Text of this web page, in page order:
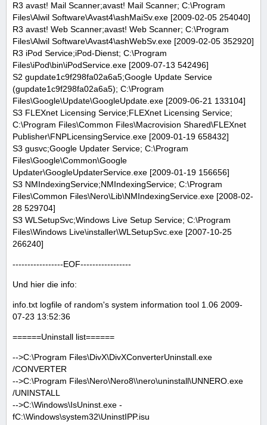
R3 avast! Mail Scanner;avast! Mail Scanner; C:\Program
Files\Alwil Software\Avast4\ashMaiSv.exe [2009-02-05 254040]
R3 avast! Web Scanner;avast! Web Scanner; C:\Program
Files\Alwil Software\Avast4\ashWebSv.exe [2009-02-05 352920]
R3 iPod Service;iPod-Dienst; C:\Program
Files\iPod\bin\iPodService.exe [2009-07-13 542496]
S2 gupdate1c9f298fa02a6a5;Google Update Service
(gupdate1c9f298fa02a6a5); C:\Program
Files\Google\Update\GoogleUpdate.exe [2009-06-21 133104]
S3 FLEXnet Licensing Service;FLEXnet Licensing Service;
C:\Program Files\Common Files\Macrovision Shared\FLEXnet
Publisher\FNPLicensingService.exe [2009-01-19 658432]
S3 gusvc;Google Updater Service; C:\Program
Files\Google\Common\Google
Updater\GoogleUpdaterService.exe [2009-01-19 156656]
S3 NMIndexingService;NMIndexingService; C:\Program
Files\Common Files\Nero\Lib\NMIndexingService.exe [2008-02-
28 529704]
S3 WLSetupSvc;Windows Live Setup Service; C:\Program
Files\Windows Live\installer\WLSetupSvc.exe [2007-10-25
266240]
-----------------EOF-----------------
Und hier die info:
info.txt logfile of random's system information tool 1.06 2009-
07-23 13:52:36
======Uninstall list======
-->C:\Program Files\DivX\DivXConverterUninstall.exe
/CONVERTER
-->C:\Program Files\Nero\Nero8\\nero\uninstall\UNNERO.exe
/UNINSTALL
-->C:\Windows\IsUninst.exe -
fC:\Windows\system32\UninstIPP.isu